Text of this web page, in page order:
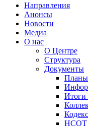
Направления
Анонсы
Новости
Медиа
О нас
О Центре
Структура
Документы
Планы
Итоги
НСОТ